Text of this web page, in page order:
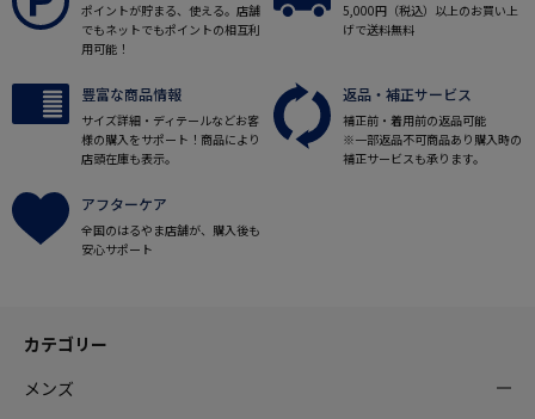
ポイントが貯まる、使える。店舗
でもネットでもポイントの相互利
用可能！
5,000円（税込）以上のお買い上
げで送料無料
豊富な商品情報
サイズ詳細・ディテールなどお客
様の購入をサポート！商品により
店頭在庫も表示。
返品・補正サービス
補正前・着用前の返品可能
※一部返品不可商品あり購入時の
補正サービスも承ります。
アフターケア
全国のはるやま店舗が、購入後も
安心サポート
カテゴリー
メンズ